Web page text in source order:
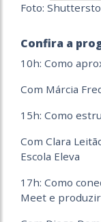
Foto:
Confira a
10h: Como
Com Márcia
15h: Como
Com Clara
Escola Eleva
17h: Como
Meet e